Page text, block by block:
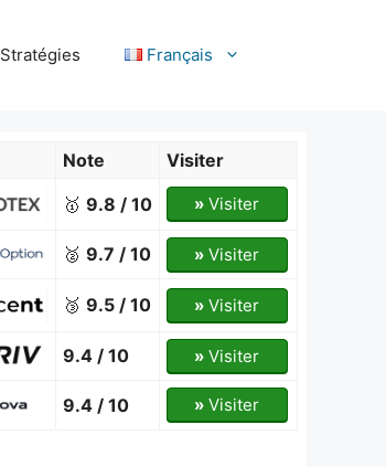
Stratégies Français
Note
Visiter
🥇 9.8 / 10 » Visiter
🥈 9.7 / 10 » Visiter
🥉 9.5 / 10 » Visiter
9.4 / 10 » Visiter
9.4 / 10 » Visiter